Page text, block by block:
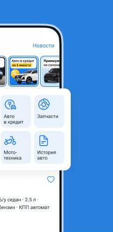
Алматы, Алматинская
область
Б/y
Оригинал